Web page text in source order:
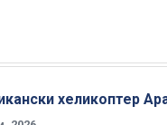
хеликоптер